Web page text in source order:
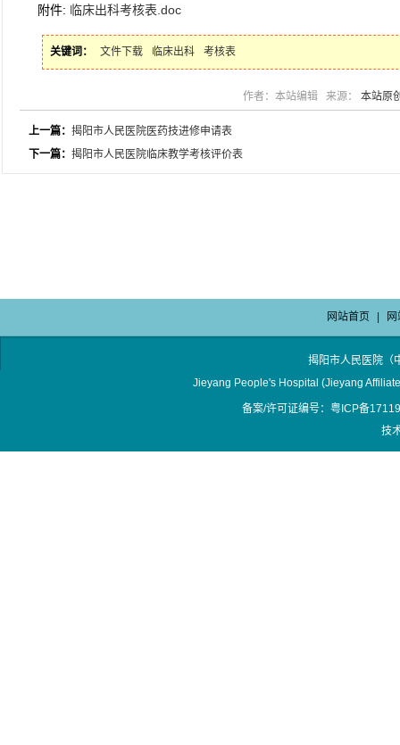
附件: 临床出科考核表.doc
关键词： 文件下载 临床出科 考核表
作者：本站编辑 来源： 本站原
上一篇：揭阳市人民医院医药技进修申请表
下一篇：揭阳市人民医院临床教学考核评价表
网站首页
揭阳市人民医院
Jieyang People's Hospital (Jieyang
备案/许可证编号：粤ICP备
技